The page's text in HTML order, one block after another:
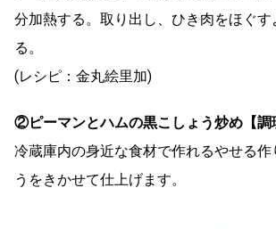
分加熱する。取り出し、ひき肉をほぐ
る。
(レシピ：金丸絵里加)
②ピーマンとハムの黒こしょう炒め【調
冷蔵庫内の身近な食材で作れるやせる作
うをきかせて仕上げます。